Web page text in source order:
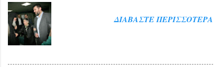
ΔΙΑΒΆΣΤΕ ΠΕΡΙΣΣΌΤΕΡΑ